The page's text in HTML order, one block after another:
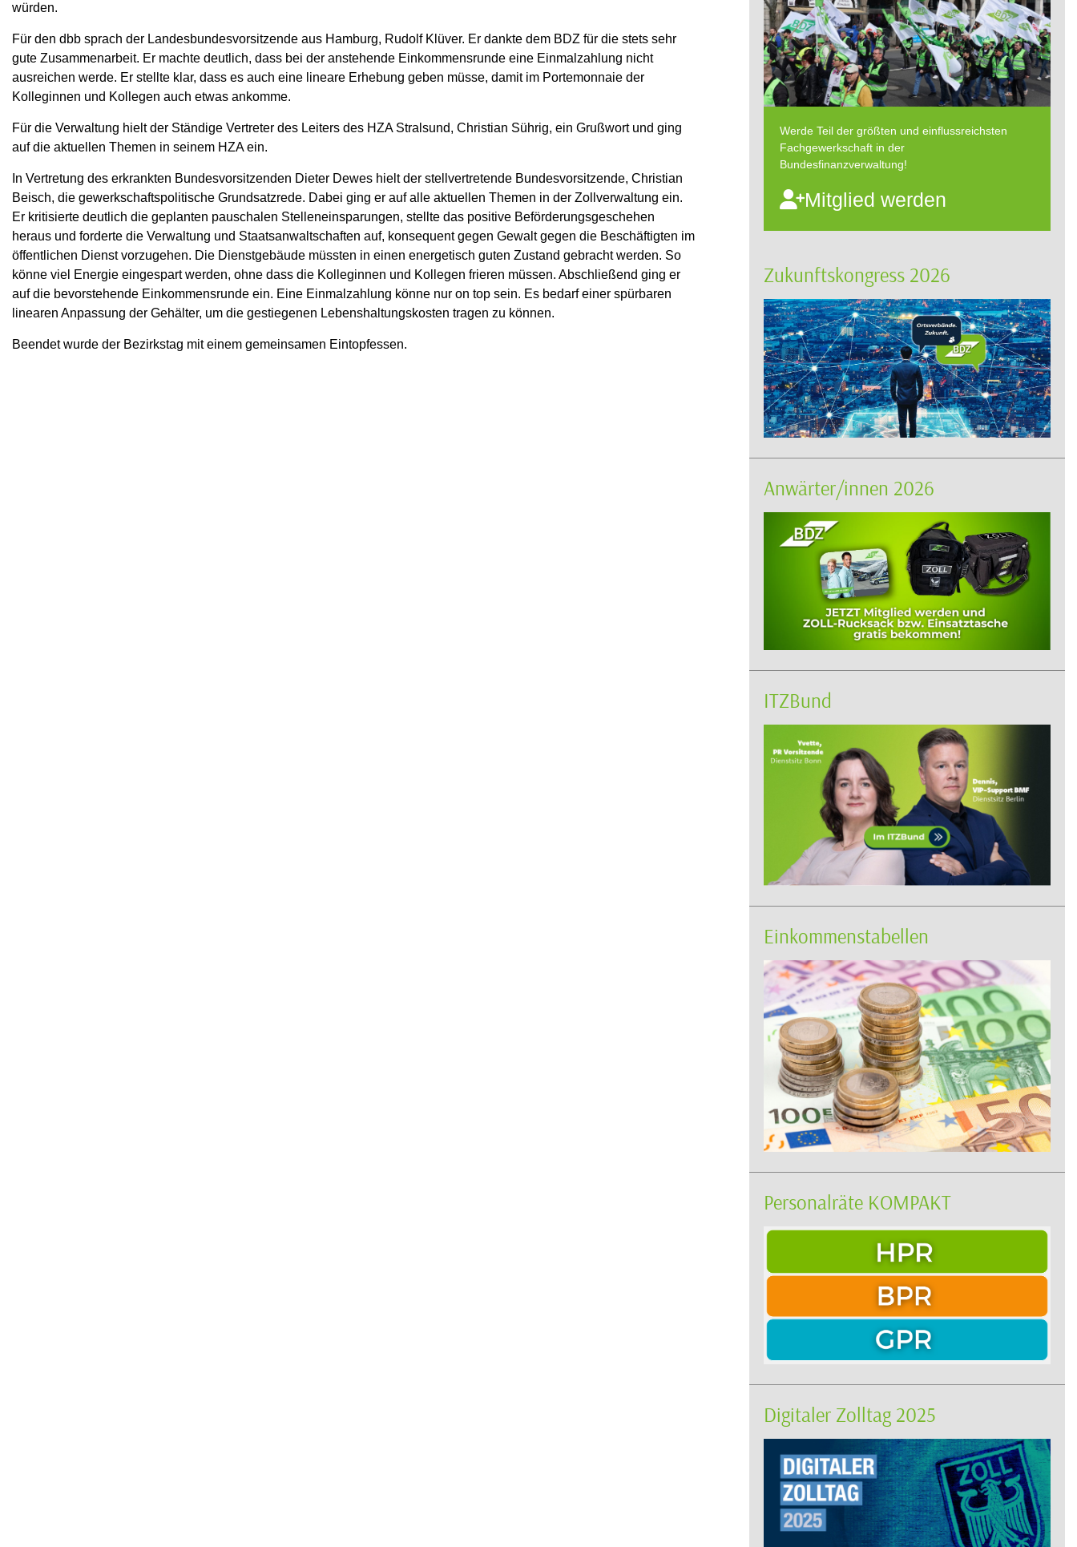
würden.
Für den dbb sprach der Landesbundesvorsitzende aus Hamburg, Rudolf Klüver. Er dankte dem BDZ für die stets sehr
gute Zusammenarbeit. Er machte deutlich, dass bei der anstehende Einkommensrunde eine Einmalzahlung nicht
ausreichen werde. Er stellte klar, dass es auch eine lineare Erhebung geben müsse, damit im Portemonnaie der
Kolleginnen und Kollegen auch etwas ankomme.
Für die Verwaltung hielt der Ständige Vertreter des Leiters des HZA Stralsund, Christian Sührig, ein Grußwort und ging
auf die aktuellen Themen in seinem HZA ein.
In Vertretung des erkrankten Bundesvorsitzenden Dieter Dewes hielt der stellvertretende Bundesvorsitzende, Christian
Beisch, die gewerkschaftspolitische Grundsatzrede. Dabei ging er auf alle aktuellen Themen in der Zollverwaltung ein.
Er kritisierte deutlich die geplanten pauschalen Stelleneinsparungen, stellte das positive Beförderungsgeschehen
heraus und forderte die Verwaltung und Staatsanwaltschaften auf, konsequent gegen Gewalt gegen die Beschäftigten im
öffentlichen Dienst vorzugehen. Die Dienstgebäude müssten in einen energetisch guten Zustand gebracht werden. So
könne viel Energie eingespart werden, ohne dass die Kolleginnen und Kollegen frieren müssen. Abschließend ging er
auf die bevorstehende Einkommensrunde ein. Eine Einmalzahlung könne nur on top sein. Es bedarf einer spürbaren
linearen Anpassung der Gehälter, um die gestiegenen Lebenshaltungskosten tragen zu können.
Beendet wurde der Bezirkstag mit einem gemeinsamen Eintopfessen.
Werde Teil der größten und einflussreichsten
Fachgewerkschaft in der
Bundesfinanzverwaltung!
Mitglied werden
Zukunftskongress 2026
Anwärter/innen 2026
ITZBund
Einkommenstabellen
Personalräte KOMPAKT
Digitaler Zolltag 2025